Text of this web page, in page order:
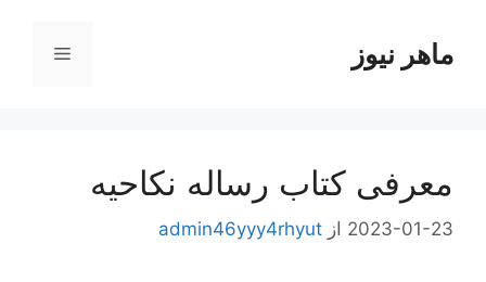
محتواماهر نیوز فهرست
معرفی کتاب رساله نکاحیه
2023-01-23 از admin46yyy4rhyut